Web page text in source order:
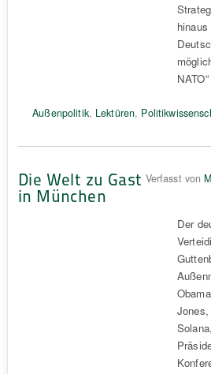
Außenpolitik, Lektüren,
Die Welt zu Gast
in München
Verfasst von
Der